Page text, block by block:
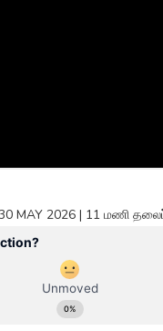
MAY 2026 | 11 மணி